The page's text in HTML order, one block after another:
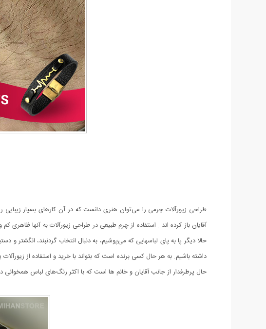
طراحی زیورآلات چرمی را می‌توان هنری دانست که در آن کارهای بسیار زیبایی
آقایان باز کرده اند . استفاده از چرم طبیعی در طراحی زیورآلات به آنها
حالا دیگر پا به پای لباسهایی که می‌پوشیم، به دنبال انتخاب گردنبند،
داشته باشیم. به هر حال کسی برنده است که بتواند با خرید‌ و استفاده از
حال پرطرفدار از جانب آقایان و خانم ها است که با اکثر رنگ‌های لباس